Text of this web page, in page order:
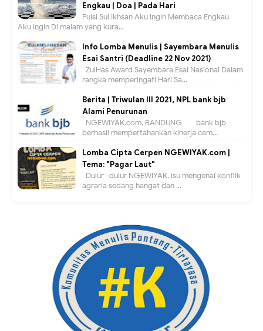
Engkau | Doa | Pada Hari
Puisi Sul Ikhsan Aku Ingin Membaca Engkau
Aku ingin Di malam yang kura...
Info Lomba Menulis | Sayembara Menulis
Esai Santri (Deadline 22 Nov 2021)
ZulHas Award Sayembara Esai Nasional Dalam
rangka memperingati Hari Sa...
Berita | Triwulan III 2021, NPL bank bjb
Alami Penurunan
NGEWIYAK.com, BANDUNG — bank bjb
berhasil mempertahankan kinerja cem...
Lomba Cipta Cerpen NGEWIYAK.com |
Tema: "Pagar Laut"
Dulur- dulur NGEWIYAK, isu mengenai konflik
agraria sedang hangat dan ...